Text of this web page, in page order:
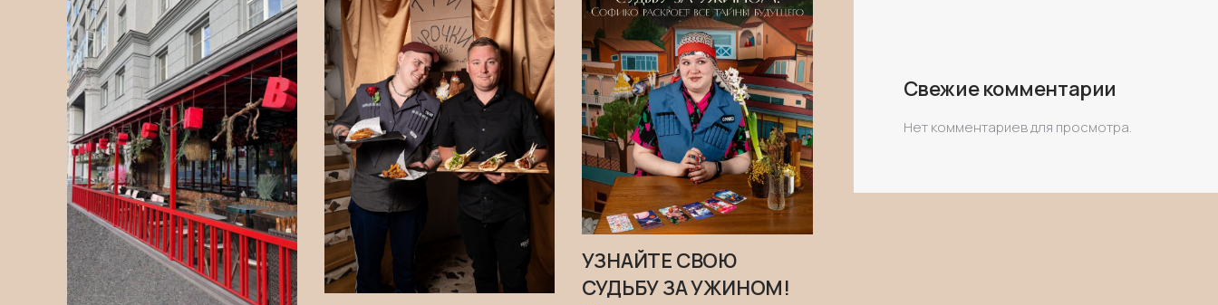
УЗНАЙТЕ СВОЮ
СУДЬБУ ЗА УЖИНОМ!
Свежие комментарии
Нет комментариев для просмотра.